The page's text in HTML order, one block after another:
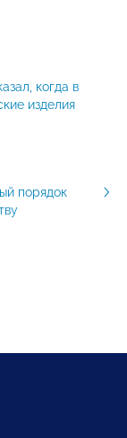
когда в
изделия
порядок